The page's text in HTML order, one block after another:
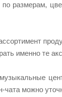
по размерам,
именно те
можно